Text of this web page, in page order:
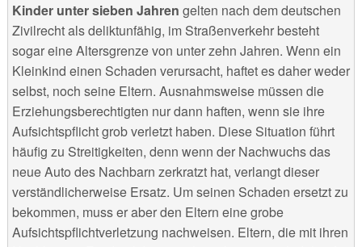
Kinder unter sieben Jahren gelten nach dem deutschen
Zivilrecht als deliktunfähig, im Straßenverkehr besteht
sogar eine Altersgrenze von unter zehn Jahren. Wenn ein
Kleinkind einen Schaden verursacht, haftet es daher weder
selbst, noch seine Eltern. Ausnahmsweise müssen die
Erziehungsberechtigten nur dann haften, wenn sie ihre
Aufsichtspflicht grob verletzt haben. Diese Situation führt
häufig zu Streitigkeiten, denn wenn der Nachwuchs das
neue Auto des Nachbarn zerkratzt hat, verlangt dieser
verständlicherweise Ersatz. Um seinen Schaden ersetzt zu
bekommen, muss er aber den Eltern eine grobe
Aufsichtspflichtverletzung nachweisen. Eltern, die mit ihren